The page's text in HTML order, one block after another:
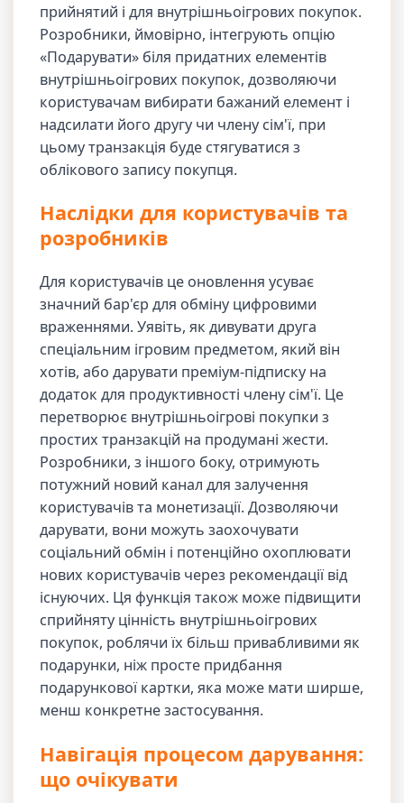
прийнятий і для внутрішньоігрових покупок.
Розробники, ймовірно, інтегрують опцію
«Подарувати» біля придатних елементів
внутрішньоігрових покупок, дозволяючи
користувачам вибирати бажаний елемент і
надсилати його другу чи члену сім'ї, при
цьому транзакція буде стягуватися з
облікового запису покупця.
Наслідки для користувачів та
розробників
Для користувачів це оновлення усуває
значний бар'єр для обміну цифровими
враженнями. Уявіть, як дивувати друга
спеціальним ігровим предметом, який він
хотів, або дарувати преміум-підписку на
додаток для продуктивності члену сім'ї. Це
перетворює внутрішньоігрові покупки з
простих транзакцій на продумані жести.
Розробники, з іншого боку, отримують
потужний новий канал для залучення
користувачів та монетизації. Дозволяючи
дарувати, вони можуть заохочувати
соціальний обмін і потенційно охоплювати
нових користувачів через рекомендації від
існуючих. Ця функція також може підвищити
сприйняту цінність внутрішньоігрових
покупок, роблячи їх більш привабливими як
подарунки, ніж просте придбання
подарункової картки, яка може мати ширше,
менш конкретне застосування.
Навігація процесом дарування:
що очікувати